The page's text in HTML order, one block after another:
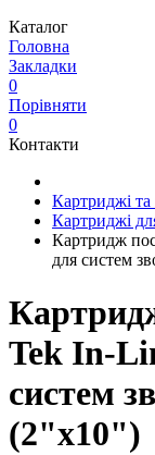
Каталог
Головна
Закладки
0
Порівняти
0
Контакти
Картриджі та
Картриджі
Картридж
для систем
Tek In-
систем
(2"х10")